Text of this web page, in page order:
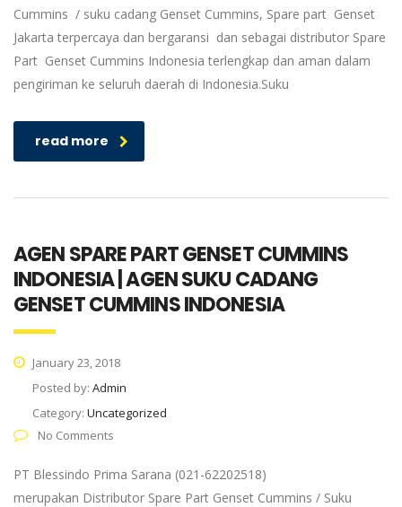
Cummins / suku cadang Genset Cummins, Spare part Genset
Jakarta terpercaya dan bergaransi dan sebagai distributor Spare
Part Genset Cummins Indonesia terlengkap dan aman dalam
pengiriman ke seluruh daerah di Indonesia.Suku
read more
AGEN SPARE PART GENSET CUMMINS
INDONESIA | AGEN SUKU CADANG
GENSET CUMMINS INDONESIA
January 23, 2018
Posted by: Admin
Category: Uncategorized
No Comments
PT Blessindo Prima Sarana (021-62202518)
merupakan Distributor Spare Part Genset Cummins / Suku